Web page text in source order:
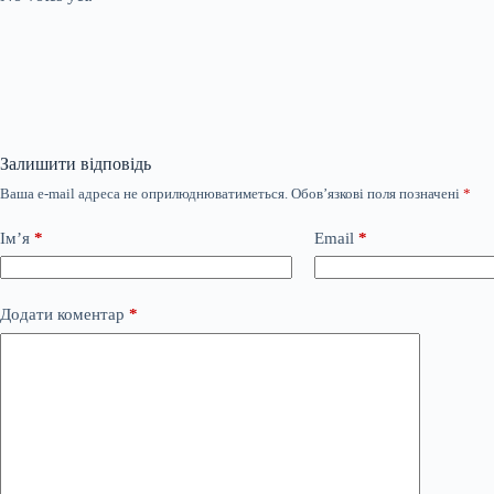
Залишити відповідь
Ваша e-mail адреса не оприлюднюватиметься. Обов’язкові поля позначені *
Ім’я * Email *
Додати коментар *